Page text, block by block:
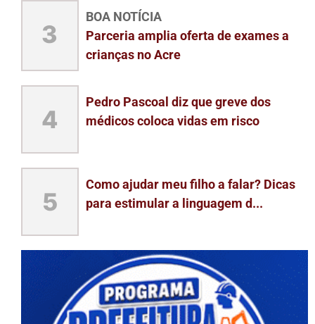
3
BOA NOTÍCIA
Parceria amplia oferta de exames a
crianças no Acre
4
Pedro Pascoal diz que greve dos
médicos coloca vidas em risco
5
Como ajudar meu filho a falar? Dicas
para estimular a linguagem d...